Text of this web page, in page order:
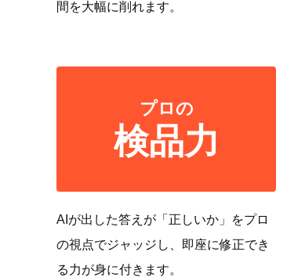
間を大幅に削れます。
プロの
検品力
AIが出した答えが「正しいか」をプロ
の視点でジャッジし、即座に修正でき
る力が身に付きます。